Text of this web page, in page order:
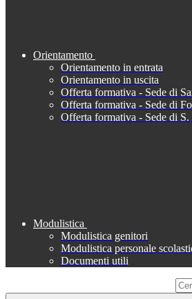
Orientamento
Orientamento in entrata
Orientamento in uscita
Offerta formativa - Sede di
Offerta formativa - Sede di
Offerta formativa - Sede di
Modulistica
Modulistica genitori
Modulistica personale
Documenti utili